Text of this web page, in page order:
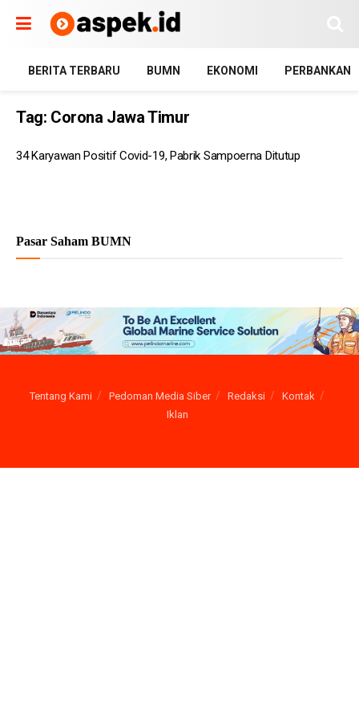
BERITA TERBARU BUMN EKONOMI PERBANKAN
Tag: Corona Jawa Timur
34 Karyawan Positif Covid-19, Pabrik Sampoerna Ditutup
Pasar Saham BUMN
Tentang Kami Pedoman Media Siber Redaksi
Kontak
Iklan